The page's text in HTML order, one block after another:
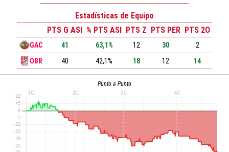
Estadísticas de Equipo
PTS G ASI % PTS ASI PTS Z PTS PER PTS 2O
GAC 41 63,1% 12 30
2
OBR
40 42,1% 18 12 14
Punto a Punto